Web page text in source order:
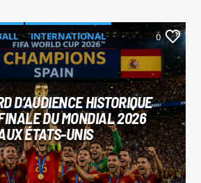
INTERNATIONAL
0
D’AUDIENCE HISTORIQUE
DU MONDIAL 2026
ÉTATS-UNIS